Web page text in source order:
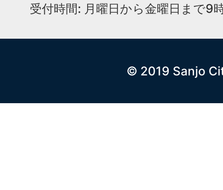
受付時間: 月曜日から金曜日まで9
© 2019 Sanjo